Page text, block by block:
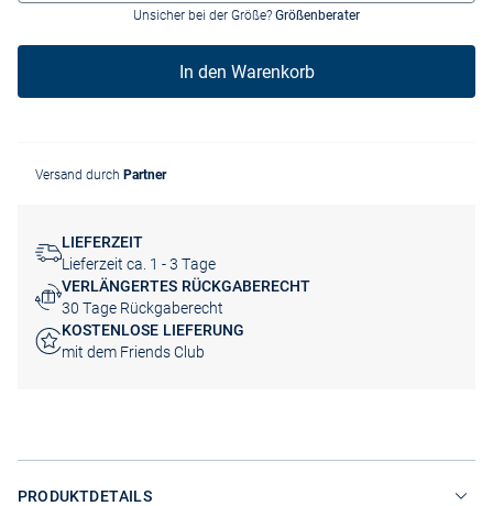
Unsicher bei der Größe? Größenberater
In den Warenkorb
Versand durch Partner
LIEFERZEIT
Lieferzeit ca. 1 - 3 Tage
VERLÄNGERTES RÜCKGABERECHT
30 Tage Rückgaberecht
KOSTENLOSE LIEFERUNG
mit dem Friends Club
PRODUKTDETAILS